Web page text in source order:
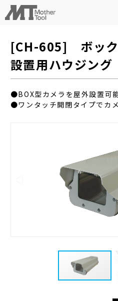
[CH-605] ボック
設置用ハウジング
●BOX型カメラを屋外設置可
●ワンタッチ開閉タイプでカ